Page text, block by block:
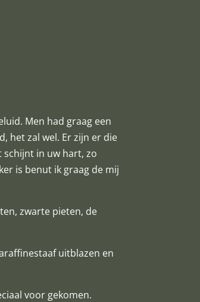
Men had graag een
het zal wel. Er zijn er die
schijnt in uw hart, zo
is benut ik graag de mij
zwarte pieten, de
uitblazen en
voor gekomen.